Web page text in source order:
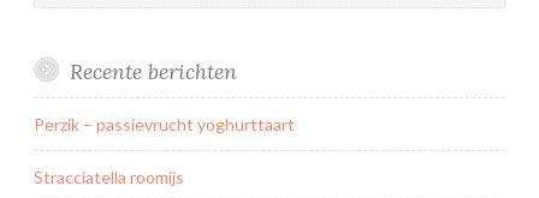
Recente berichten
Perzik – passievrucht yoghurttaart
Stracciatella roomijs